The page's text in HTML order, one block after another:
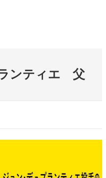
ンティエ 父